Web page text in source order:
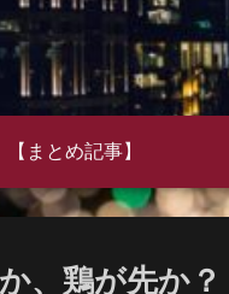
【まとめ記事】
、鶏が先か？